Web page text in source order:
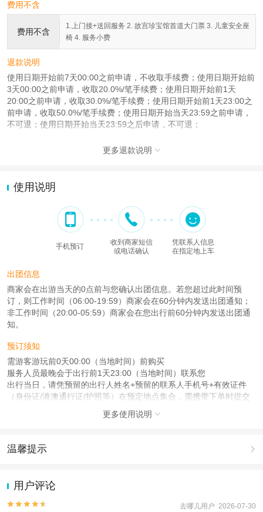
费用不含
费用不含
1.上门接+送回服务 2. 故宫珍宝馆首道大门票 3. 儿童安全座
椅 4. 服务小费
退款说明
使用日期开始前7天00:00之前申请，不收取手续费；使用日期开始前
3天00:00之前申请，收取20.0%/笔手续费；使用日期开始前1天
20:00之前申请，收取30.0%/笔手续费；使用日期开始前1天23:00之
前申请，收取50.0%/笔手续费；使用日期开始当天23:59之前申请，
不可退；使用日期开始当天23:59之后申请，不可退；
更多退款说明 
使用说明
手机预订
收到商家短信
或电话确认
凭联系人信息
在指定地上车
出团信息
商家会在出游当天的0点前与您确认出团信息。若您超过此时间预
订，则工作时间（06:00-19:59）商家会在60分钟内发送出团通知；
非工作时间（20:00-05:59）商家会在您出行前60分钟内发送出团通
知。
预订须知
需游客游玩前0天00:00（当地时间）前购买
服务人员最晚会于出行前1天23:00（当地时间）联系您
出行当日，请凭预留的出行人姓名+预留的联系人手机号+有效证件
（身份证/港澳通行证/护照等）在预定地点集合，需携带下单时提交
成人：18周岁 – 59周岁；
儿童：17周岁（含）以下；
查看： 查看工商执照信息
本产品由青岛驿路同行国际旅行社有限公司代理招徕，委托社为北京蜂巢国际旅
更多使用说明 
温馨提示 
动（如跳伞、潜水、滑雪等）前，请务必仔细阅读
2.为普及旅游安全知识及旅游文明公约，使您的旅程顺利圆满完成，
特制定《去哪儿网旅游安全手册》 ，请您认真阅读并切实遵守。
用户评论

 去哪儿用户 2026-07-30